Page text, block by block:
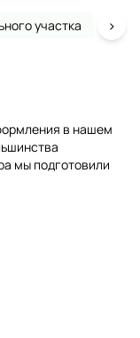
участка ›
в нашем
мы подготовили